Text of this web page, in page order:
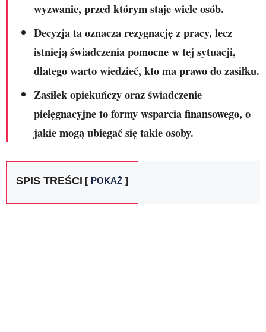
wyzwanie, przed którym staje wiele osób.
Decyzja ta oznacza rezygnację z pracy, lecz
istnieją świadczenia pomocne w tej sytuacji,
dlatego warto wiedzieć, kto ma prawo do zasiłku.
Zasiłek opiekuńczy oraz świadczenie
pielęgnacyjne to formy wsparcia finansowego, o
jakie mogą ubiegać się takie osoby.
SPIS TREŚCI POKAŻ